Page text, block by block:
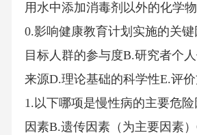
用水中添加消毒剂以外的化学
0.影响健康教育计划实施的关
目标人群的参与度B.研究者个
来源D.理论基础的科学性E.评
1.以下哪项是慢性病的主要危
因素B.遗传因素（为主要因素